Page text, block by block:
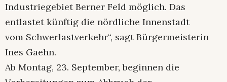
Industriegebiet Berner Feld möglich. Das
entlastet künftig die nördliche Innenstadt
vom Schwerlastverkehr“, sagt Bürgermeisterin
Ines Gaehn.
Ab Montag, 23. September, beginnen die